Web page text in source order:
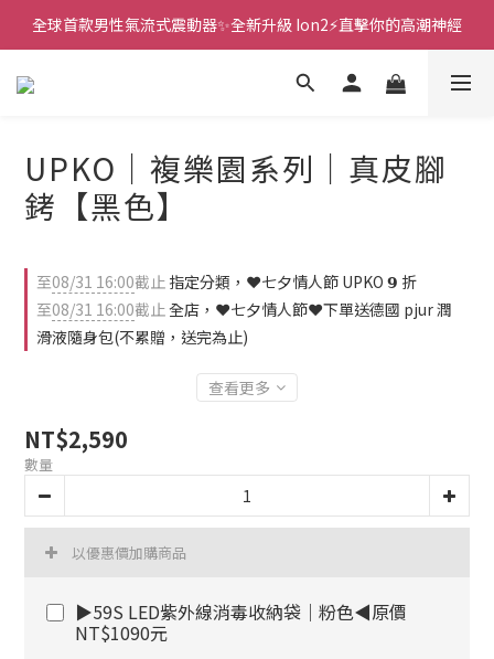
新款智能炮機👍小奶狗🩷小飛象💜
全球首款男性氣流式震動器✨全新升級 Ion2⚡直擊你的高潮神經
🎇全球首創三大創新專利👊全自動飛機杯S2 Pro玩遍所有姿勢
UPKO｜複樂園系列｜真皮腳
銬【黑色】
至08/31 16:00截止 指定分類，❤️七夕情人節 UPKO 𝟵 折
至08/31 16:00截止全店，❤️七夕情人節❤️下單送德國 pjur 潤
滑液隨身包(不累贈，送完為止)
查看更多
NT$2,590
數量
以優惠價加購商品
▶59S LED紫外線消毒收納袋｜粉色◀原價
NT$1090元